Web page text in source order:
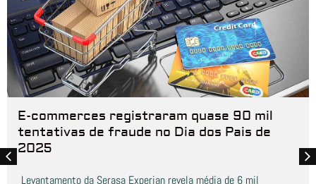
E-commerces registraram quase 90 mil
tentativas de fraude no Dia dos Pais de
2025
Levantamento da Serasa Experian revela média de 6 mil